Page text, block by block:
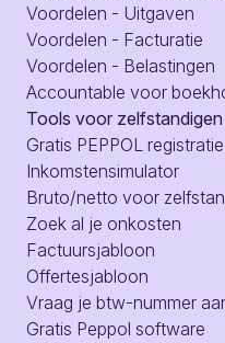
Voordelen - Uitgaven
Voordelen - Facturatie
Voordelen - Belastingen
Accountable voor
Tools voor zelfstandigen
Gratis PEPPOL
Inkomstensimulator
Bruto/netto voor
Zoek al je onkosten
Factuursjabloon
Offertesjabloon
Vraag je btw-nummer
Gratis Peppol software